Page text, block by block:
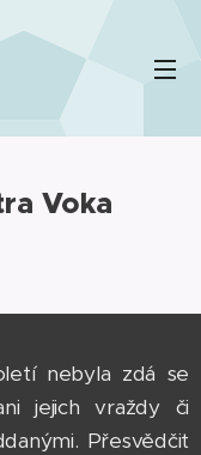
Voka
nebyla zdá se
jejich vraždy či
Přesvědčit